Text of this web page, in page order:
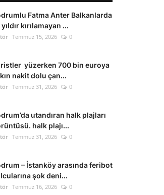
Fatma Anter Balkanlarda
yıldır kırılamayan ...
Temmuz 15, 2026 0
yüzerken 700 bin euroya
nakit dolu çan...
Temmuz 31, 2026 0
utandıran halk plajları
halk plajı...
Temmuz 31, 2026 0
– İstanköy arasında feribot
şok deni...
Temmuz 16, 2026 0